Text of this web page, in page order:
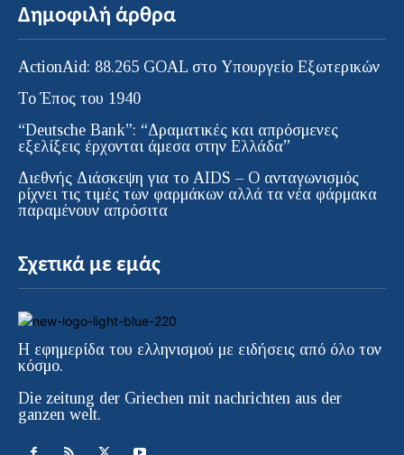
Δημοφιλή άρθρα
ActionAid: 88.265 GOAL στο Υπουργείο Εξωτερικών
Το Έπος του 1940
“Deutsche Bank”: “Δραματικές και απρόσμενες
εξελίξεις έρχονται άμεσα στην Ελλάδα”
Διεθνής Διάσκεψη για το AIDS – Ο ανταγωνισμός
ρίχνει τις τιμές των φαρμάκων αλλά τα νέα φάρμακα
παραμένουν απρόσιτα
Σχετικά με εμάς
Η εφημερίδα του ελληνισμού με ειδήσεις από όλο τον
κόσμο.
Die zeitung der Griechen mit nachrichten aus der
ganzen welt.